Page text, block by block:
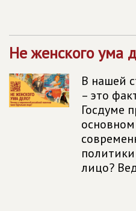
Не женского ума
В нашей
– это
Госдуме
лицо?